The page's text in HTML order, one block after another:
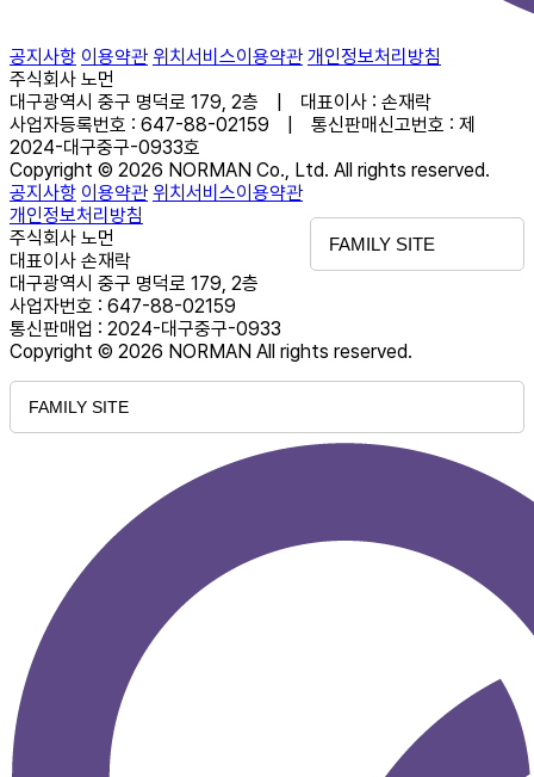
공지사항 이용약관 위치서비스이용약관 개인정보처리방침
주식회사 노먼
대구광역시 중구 명덕로 179, 2층 | 대표이사 : 손재락
사업자등록번호 : 647-88-02159 | 통신판매신고번호 : 제
2024-대구중구-0933호
Copyright © 2026 NORMAN Co., Ltd. All rights reserved.
FAMILY SITE
공지사항 이용약관 위치서비스이용약관
개인정보처리방침
주식회사 노먼
대표이사 손재락
대구광역시 중구 명덕로 179, 2층
사업자번호 : 647-88-02159
통신판매업 : 2024-대구중구-0933
Copyright © 2026 NORMAN All rights reserved.
FAMILY SITE